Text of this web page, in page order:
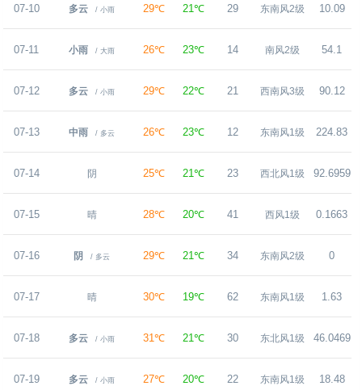
07-10 多云 / 小雨 29℃ 21℃ 29 东南风2级 10.09
07-11 小雨 / 大雨 26℃ 23℃ 14 南风2级 54.1
07-12 多云 / 小雨 29℃ 22℃ 21 西南风3级 90.12
07-13 中雨 / 多云 26℃ 23℃ 12 东南风1级 224.83
07-14 阴 25℃ 21℃ 23 西北风1级 92.6959
07-15 晴 28℃ 20℃ 41 西风1级 0.1663
07-16 阴 / 多云 29℃ 21℃ 34 东南风2级 0
07-17 晴 30℃ 19℃ 62 东南风1级 1.63
07-18 多云 / 小雨 31℃ 21℃ 30 东北风1级 46.0469
07-19 多云 / 小雨 27℃ 20℃ 22 东南风1级 18.48